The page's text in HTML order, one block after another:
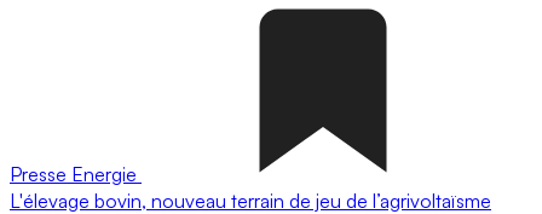
Presse Energie
L'élevage bovin, nouveau terrain de jeu de l’agrivoltaïsme